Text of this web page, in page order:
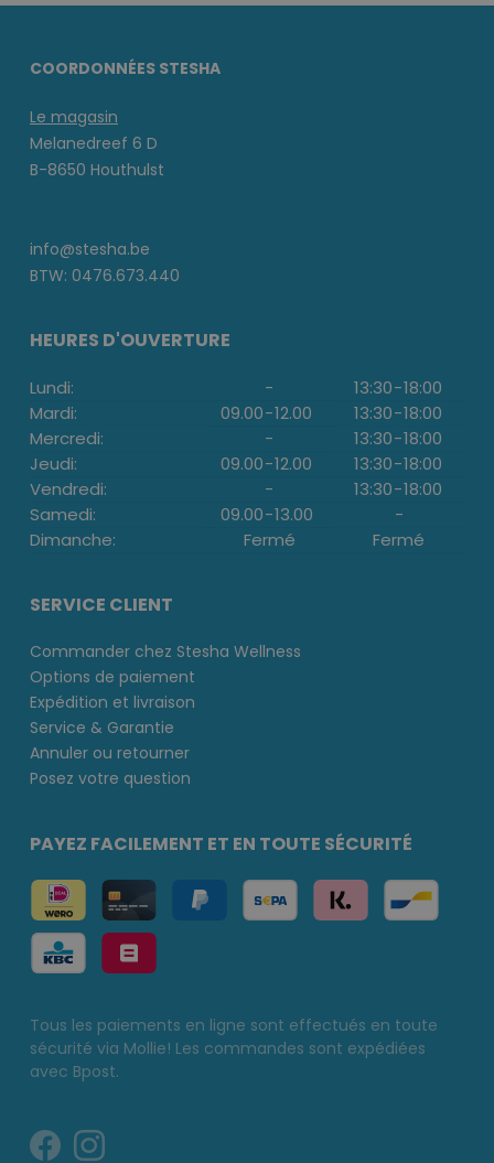
COORDONNÉES STESHA
Le magasin
Melanedreef 6 D
B-8650 Houthulst
info@stesha.be
BTW: 0476.673.440
HEURES D'OUVERTURE
Lundi: - 13:30-18:00
Mardi:
09.00-12.00 13:30-18:00
Mercredi:
- 13:30-18:00
Jeudi:
09.00-12.00 13:30-18:00
Vendredi:
- 13:30-18:00
Samedi:
09.00-13.00
-
Dimanche:
Fermé Fermé
SERVICE CLIENT
Commander chez Stesha Wellness
Options de paiement
Expédition et livraison
Service & Garantie
Annuler ou retourner
Posez votre question
PAYEZ FACILEMENT ET EN TOUTE SÉCURITÉ
Tous les paiements en ligne sont effectués en toute
sécurité via Mollie! Les commandes sont expédiées
avec Bpost.